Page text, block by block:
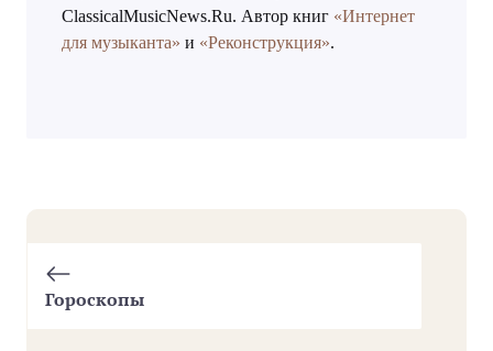
ClassicalMusicNews.Ru. Автор книг «Интернет
для музыканта» и «Реконструкция».
Гороскопы